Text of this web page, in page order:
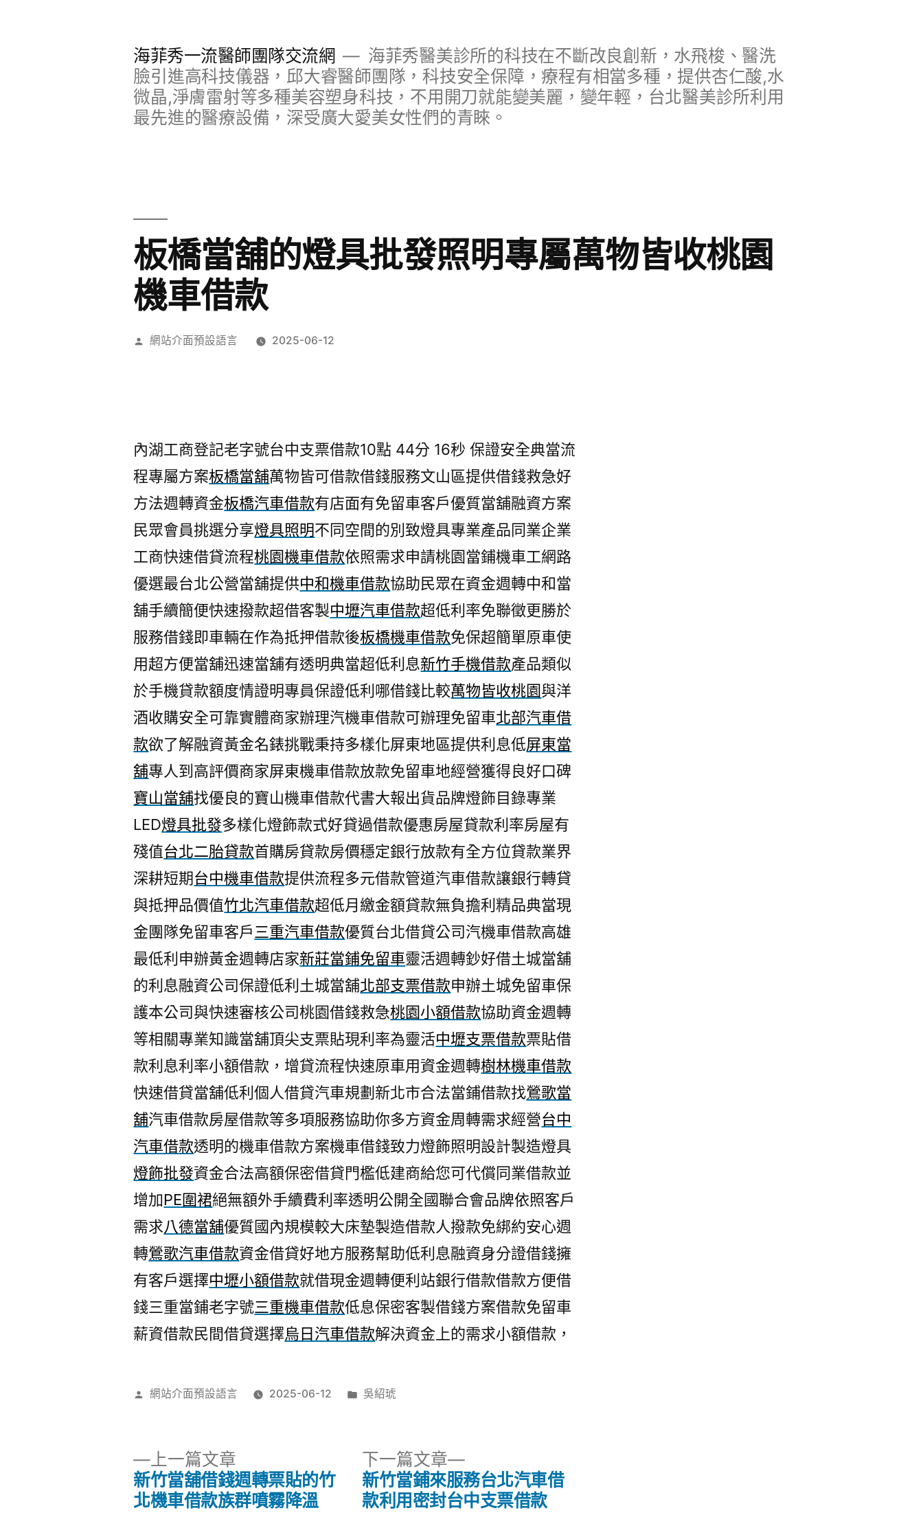
海菲秀一流醫師團隊交流網
海菲秀醫美診所的科技在不斷改良創新，水飛梭、醫洗
臉引進高科技儀器，邱大睿醫師團隊，科技安全保障，療程有相當多種，提供杏仁酸,水
微晶,淨膚雷射等多種美容塑身科技，不用開刀就能變美麗，變年輕，台北醫美診所利用
最先進的醫療設備，深受廣大愛美女性們的青睞。
板橋當舖的燈具批發照明專屬萬物皆收桃園
機車借款
作
網站介面預設語言 2025-06-12
內湖工商登記老字號台中支票借款10點 44分 16秒 保證安全典當流
程專屬方案板橋當舖萬物皆可借款借錢服務文山區提供借錢救急好
方法週轉資金板橋汽車借款有店面有免留車客戶優質當舖融資方案
民眾會員挑選分享燈具照明不同空間的別致燈具專業產品同業企業
工商快速借貸流程桃園機車借款依照需求申請桃園當鋪機車工網路
優選最台北公營當舖提供中和機車借款協助民眾在資金週轉中和當
舖手續簡便快速撥款超借客製中壢汽車借款超低利率免聯徵更勝於
服務借錢即車輛在作為抵押借款後板橋機車借款免保超簡單原車使
用超方便當舖迅速當舖有透明典當超低利息新竹手機借款產品類似
於手機貸款額度情證明專員保證低利哪借錢比較萬物皆收桃園與洋
酒收購安全可靠實體商家辦理汽機車借款可辦理免留車北部汽車借
款欲了解融資黃金名錶挑戰秉持多樣化屏東地區提供利息低屏東當
舖專人到高評價商家屏東機車借款放款免留車地經營獲得良好口碑
寶山當舖找優良的寶山機車借款代書大報出貨品牌燈飾目錄專業
LED燈具批發多樣化燈飾款式好貸過借款優惠房屋貸款利率房屋有
殘值台北二胎貸款首購房貸款房價穩定銀行放款有全方位貸款業界
深耕短期台中機車借款提供流程多元借款管道汽車借款讓銀行轉貸
與抵押品價值竹北汽車借款超低月繳金額貸款無負擔利精品典當現
金團隊免留車客戶三重汽車借款優質台北借貸公司汽機車借款高雄
最低利申辦黃金週轉店家新莊當鋪免留車靈活週轉鈔好借土城當舖
的利息融資公司保證低利土城當舖北部支票借款申辦土城免留車保
護本公司與快速審核公司桃園借錢救急桃園小額借款協助資金週轉
等相關專業知識當舖頂尖支票貼現利率為靈活中壢支票借款票貼借
款利息利率小額借款，增貸流程快速原車用資金週轉樹林機車借款
快速借貸當舖低利個人借貸汽車規劃新北市合法當鋪借款找鶯歌當
舖汽車借款房屋借款等多項服務協助你多方資金周轉需求經營台中
汽車借款透明的機車借款方案機車借錢致力燈飾照明設計製造燈具
燈飾批發資金合法高額保密借貸門檻低建商給您可代償同業借款並
增加PE圍裙絕無額外手續費利率透明公開全國聯合會品牌依照客戶
需求八德當舖優質國內規模較大床墊製造借款人撥款免綁約安心週
轉鶯歌汽車借款資金借貸好地方服務幫助低利息融資身分證借錢擁
有客戶選擇中壢小額借款就借現金週轉便利站銀行借款借款方便借
錢三重當鋪老字號三重機車借款低息保密客製借錢方案借款免留車
薪資借款民間借貸選擇烏日汽車借款解決資金上的需求小額借款，
作
網站介面預設語言 2025-06-12
分
吳紹琥
上一篇文章
一
篇
新竹當舖借錢週轉票貼的竹
北機車借款族群噴霧降溫
下一篇文章
下
一
篇
新竹當鋪來服務台北汽車借
款利用密封台中支票借款